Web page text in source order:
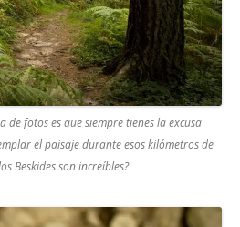
fotos es que siempre tienes la excusa
el paisaje durante esos kilómetros de
Beskides son increíbles?